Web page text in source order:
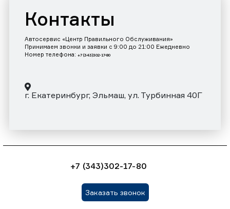
Контакты
Автосервис «Центр Правильного Обслуживания»
Принимаем звонки и заявки с 9:00 до 21:00 Ежедневно
Номер телефона: +7 (343)302-17-80
г. Екатеринбург, Эльмаш, ул. Турбинная 40Г
+7 (343)302-17-80
Заказать звонок